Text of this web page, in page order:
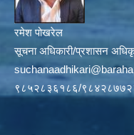
रमेश पोखरेल
सूचना अधिकारी/प्रशासन
९८५२८३६१८६/